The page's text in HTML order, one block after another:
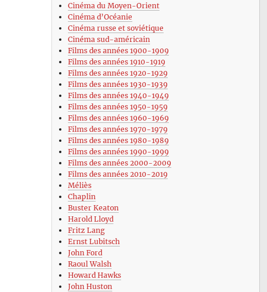
Cinéma du Moyen-Orient
Cinéma d’Océanie
Cinéma russe et soviétique
Cinéma sud-américain
Films des années 1900-1909
Films des années 1910-1919
Films des années 1920-1929
Films des années 1930-1939
Films des années 1940-1949
Films des années 1950-1959
Films des années 1960-1969
Films des années 1970-1979
Films des années 1980-1989
Films des années 1990-1999
Films des années 2000-2009
Films des années 2010-2019
Méliès
Chaplin
Buster Keaton
Harold Lloyd
Fritz Lang
Ernst Lubitsch
John Ford
Raoul Walsh
Howard Hawks
John Huston